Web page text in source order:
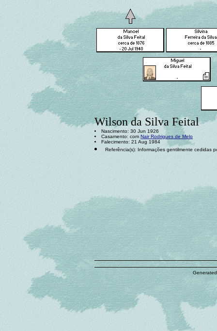
Wilson da Silva Feital
Nascimento: 30 Jun 1926
Casamento: com Nair Rodrigues de Melo
Falecimento: 21 Aug 1984
Referência(s): Informações gentilmente cedidas